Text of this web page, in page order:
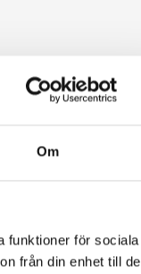
Om
funktioner för sociala
från din enhet till de